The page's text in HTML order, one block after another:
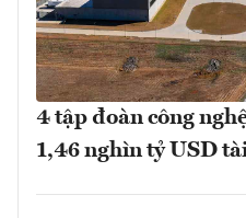
4 tập đoàn công
1,46 nghìn tỷ USD